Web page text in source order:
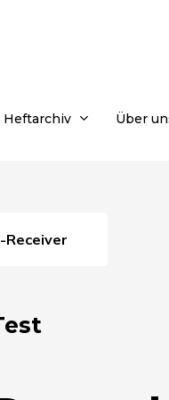
Heftarchiv Über
Receiver